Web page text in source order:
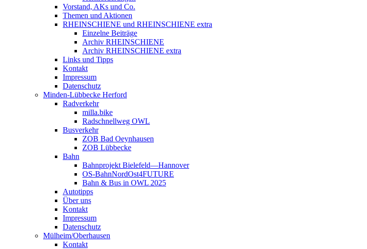
Vorstand, AKs und Co.
Themen und Aktionen
RHEINSCHIENE und RHEINSCHIENE extra
Einzelne Beiträge
Archiv RHEINSCHIENE
Archiv RHEINSCHIENE extra
Links und Tipps
Kontakt
Impressum
Datenschutz
Minden-Lübbecke Herford
Radverkehr
milla.bike
Radschnellweg OWL
Busverkehr
ZOB Bad Oeynhausen
ZOB Lübbecke
Bahn
Bahnprojekt Bielefeld—Hannover
OS-BahnNordOst4FUTURE
Bahn & Bus in OWL 2025
Autotipps
Über uns
Kontakt
Impressum
Datenschutz
Mülheim/Oberhausen
Kontakt